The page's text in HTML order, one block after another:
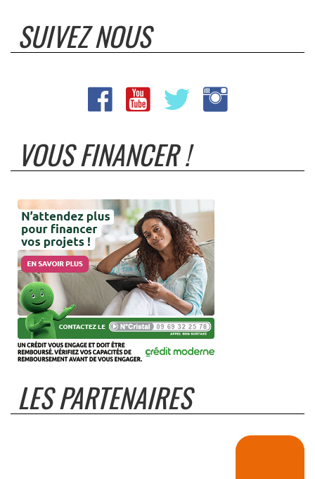
SUIVEZ NOUS
VOUS FINANCER !
LES PARTENAIRES